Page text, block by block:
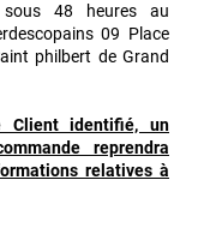
48 heures au
09 Place
philbert de Grand
Client identifié, un
reprendra
relatives à